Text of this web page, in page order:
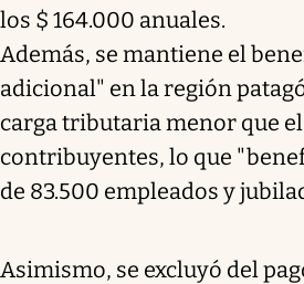
los $ 164.000 anuales.
Además, se mantiene el
adicional" en la región
carga tributaria menor que
contribuyentes, lo que
de 83.500 empleados y
Asimismo, se excluyó del